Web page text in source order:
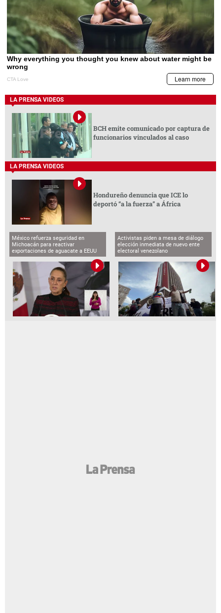
LA PRENSA VIDEOS
BCH emite comunicado por captura de
funcionarios vinculados al caso
LA PRENSA VIDEOS
Hondureño denuncia que ICE lo
deportó “a la fuerza” a África
México refuerza seguridad en
Michoacán para reactivar
exportaciones de aguacate a EEUU
Activistas piden a mesa de diálogo
elección inmediata de nuevo ente
electoral venezolano